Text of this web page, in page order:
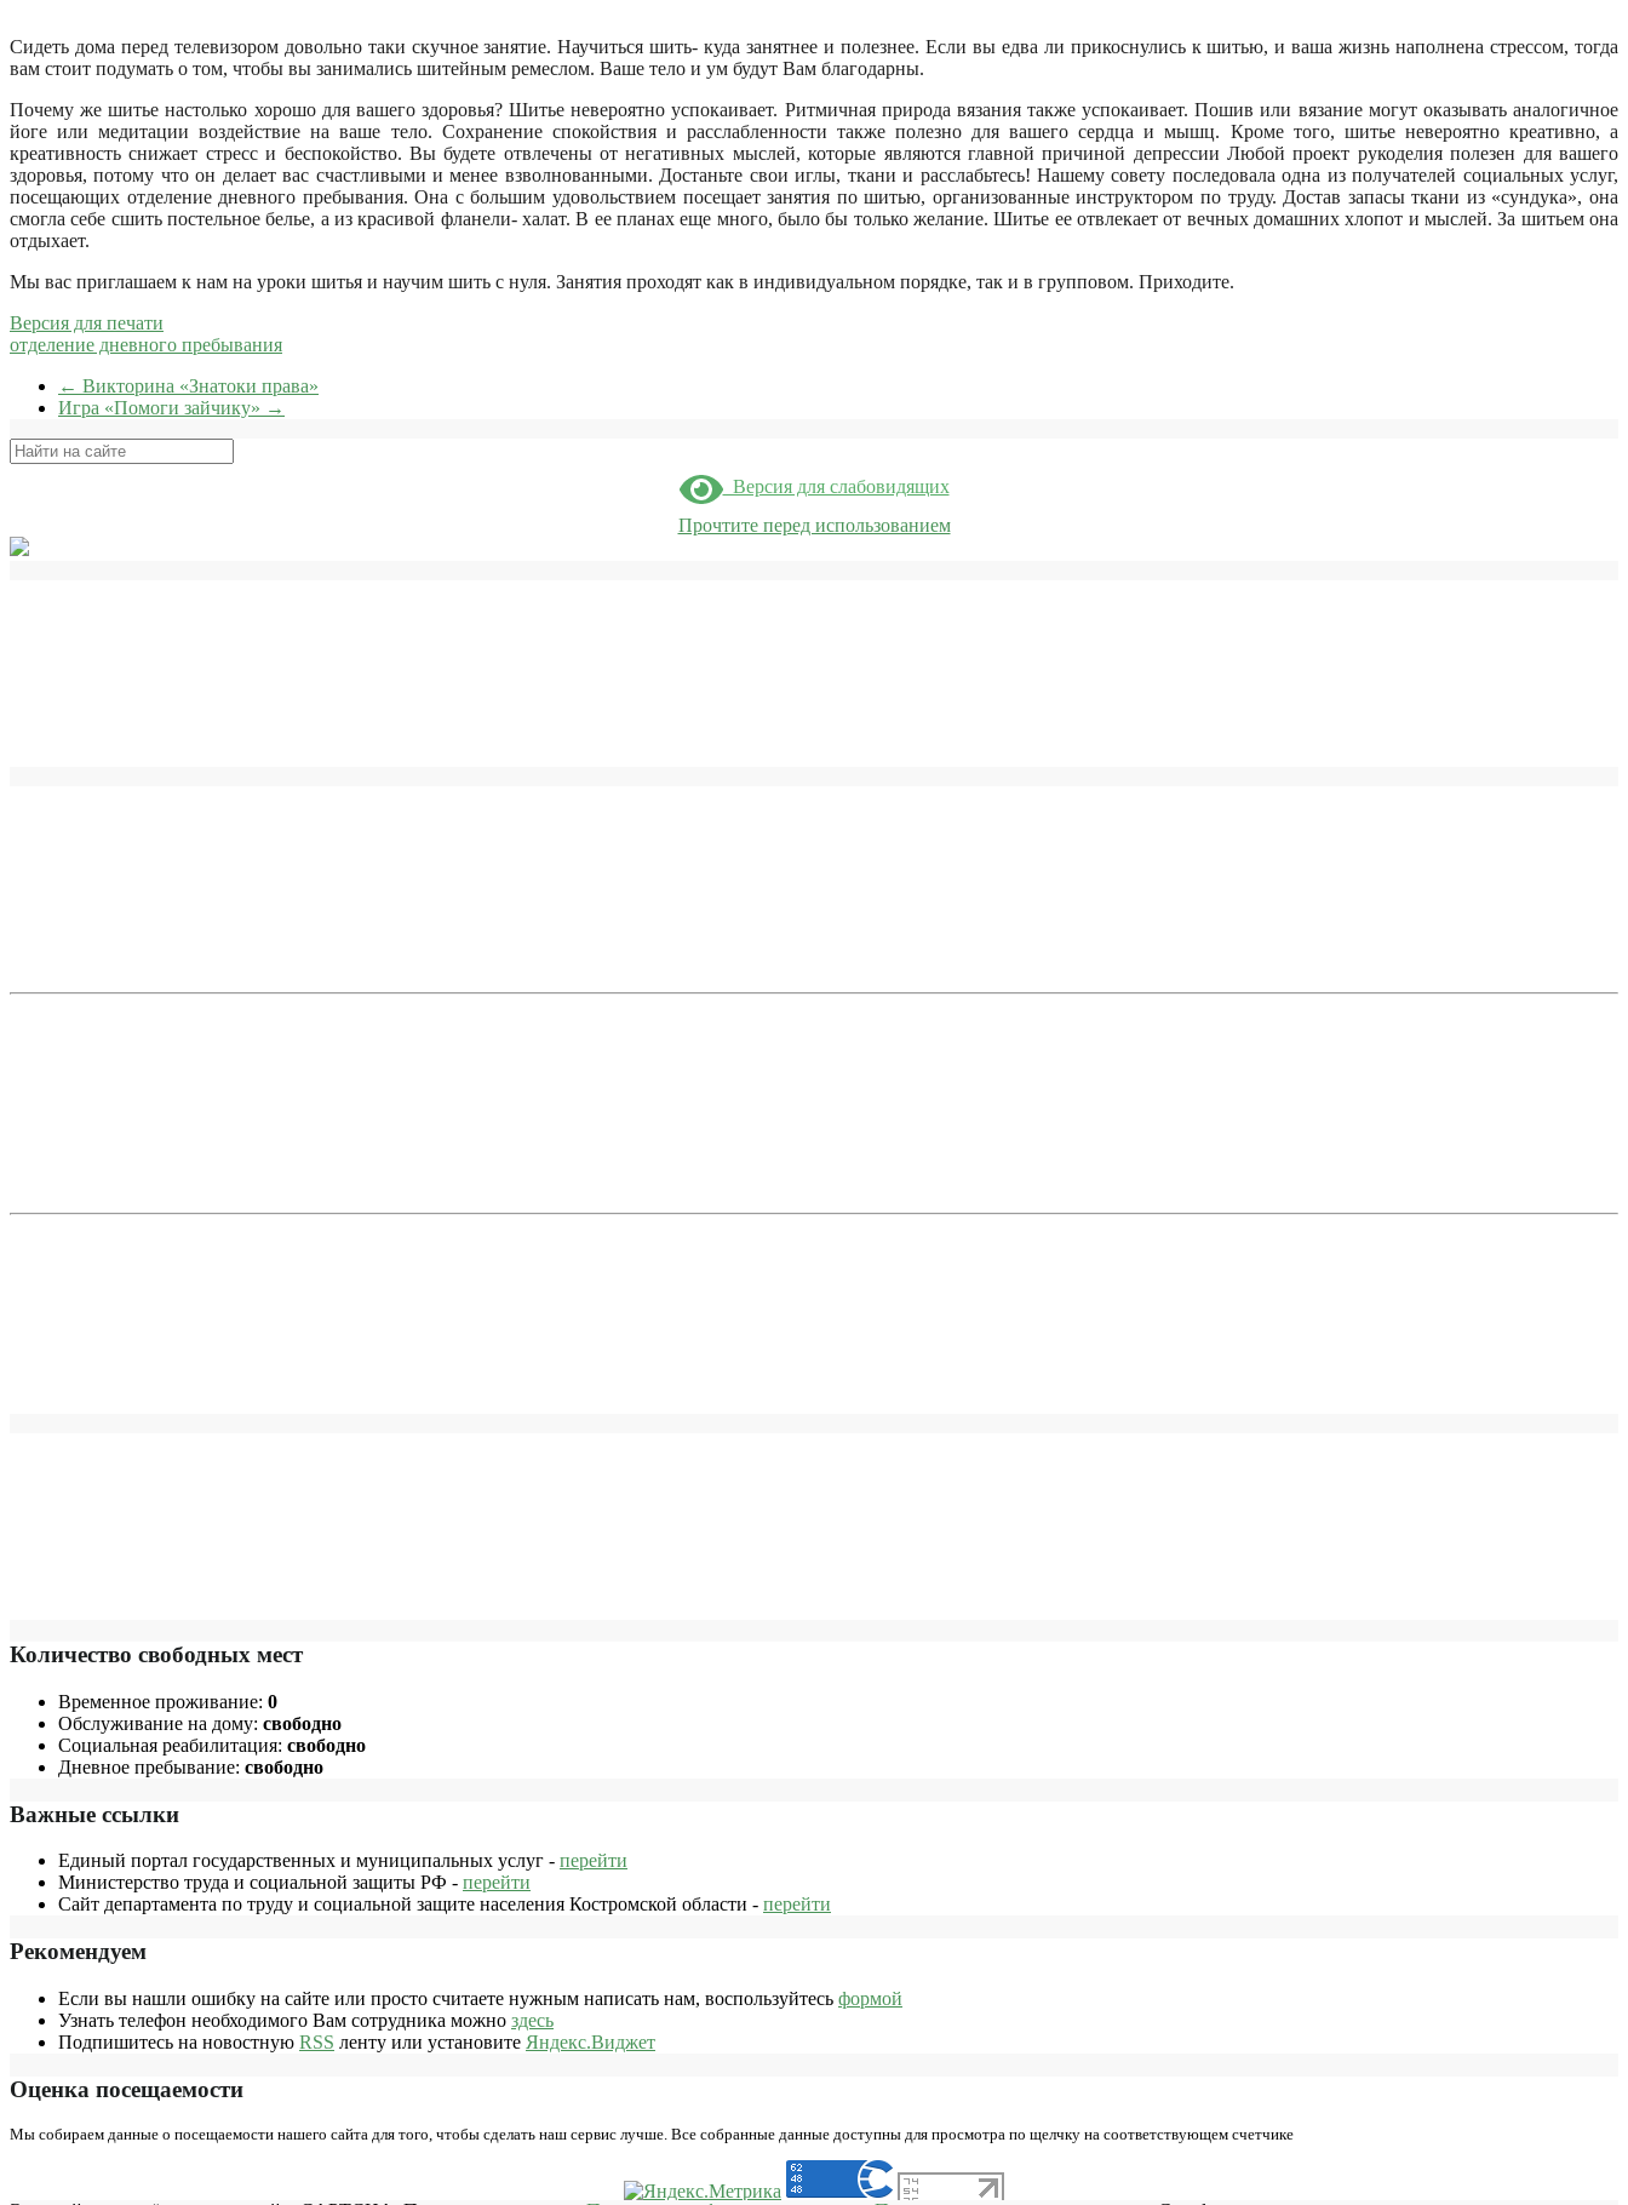
Сидеть дома перед телевизором довольно таки скучное занятие. Научиться шить- куда занятнее и полезнее. Если вы едва ли прикоснулись к шитью, и ваша жизнь наполнена стрессом, тогда
вам стоит подумать о том, чтобы вы занимались шитейным ремеслом. Ваше тело и ум будут Вам благодарны.
Почему же шитье настолько хорошо для вашего здоровья? Шитье невероятно успокаивает. Ритмичная природа вязания также успокаивает. Пошив или вязание могут оказывать аналогичное
йоге или медитации воздействие на ваше тело. Сохранение спокойствия и расслабленности также полезно для вашего сердца и мышц. Кроме того, шитье невероятно креативно, а
креативность снижает стресс и беспокойство. Вы будете отвлечены от негативных мыслей, которые являются главной причиной депрессии Любой проект рукоделия полезен для вашего
здоровья, потому что он делает вас счастливыми и менее взволнованными. Достаньте свои иглы, ткани и расслабьтесь! Нашему совету последовала одна из получателей социальных услуг,
посещающих отделение дневного пребывания. Она с большим удовольствием посещает занятия по шитью, организованные инструктором по труду. Достав запасы ткани из «сундука», она
смогла себе сшить постельное белье, а из красивой фланели- халат. В ее планах еще много, было бы только желание. Шитье ее отвлекает от вечных домашних хлопот и мыслей. За шитьем она
отдыхает.
Мы вас приглашаем к нам на уроки шитья и научим шить с нуля. Занятия проходят как в индивидуальном порядке, так и в групповом. Приходите.
Версия для печати
отделение дневного пребывания
← Викторина «Знатоки права»
Игра «Помоги зайчику» →
Поиск
Версия для слабовидящих
Прочтите перед использованием
Количество свободных мест
Временное проживание: 0
Обслуживание на дому: свободно
Социальная реабилитация: свободно
Дневное пребывание: свободно
Важные ссылки
Единый портал государственных и муниципальных услуг - перейти
Министерство труда и социальной защиты РФ - перейти
Сайт департамента по труду и социальной защите населения Костромской области - перейти
Рекомендуем
Если вы нашли ошибку на сайте или просто считаете нужным написать нам, воспользуйтесь формой
Узнать телефон необходимого Вам сотрудника можно здесь
Подпишитесь на новостную RSS ленту или установите Яндекс.Виджет
Оценка посещаемости
Мы собираем данные о посещаемости нашего сайта для того, чтобы сделать наш сервис лучше. Все собранные данные доступны для просмотра по щелчку на соответствующем счетчике